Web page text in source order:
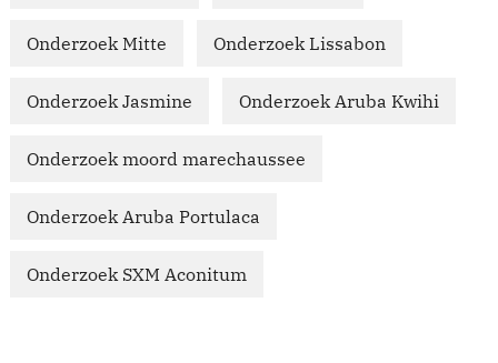
Onderzoek Mitte Onderzoek Lissabon
Onderzoek Jasmine Onderzoek Aruba Kwihi
Onderzoek moord marechaussee
Onderzoek Aruba Portulaca
Onderzoek SXM Aconitum